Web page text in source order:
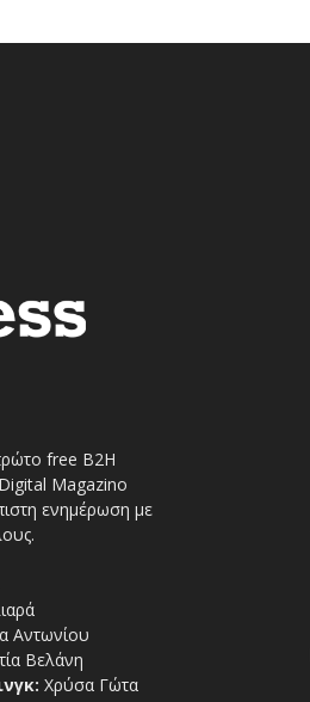
free Β2Η
Magazino
ενημέρωση με
Αντωνίου
Βελάνη
Χρύσα Γώτα